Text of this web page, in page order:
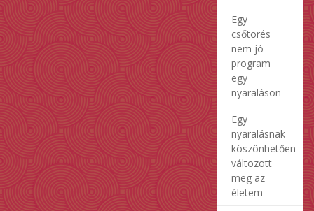
Egy
csőtörés
nem jó
program
egy
nyaraláson
Egy
nyaralásnak
köszönhetően
változott
meg az
életem